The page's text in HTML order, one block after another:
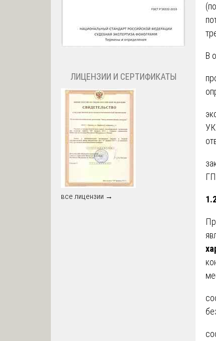
В
ЛИЦЕНЗИИ И СЕРТИФИКАТЫ
все лицензии →